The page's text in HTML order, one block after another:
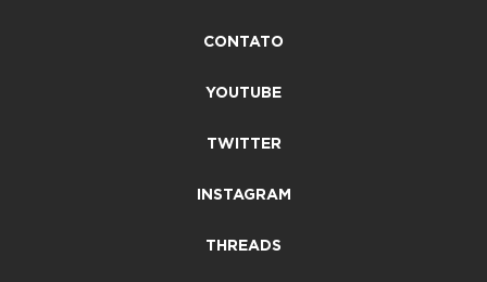
CONTATO
YOUTUBE
TWITTER
INSTAGRAM
THREADS